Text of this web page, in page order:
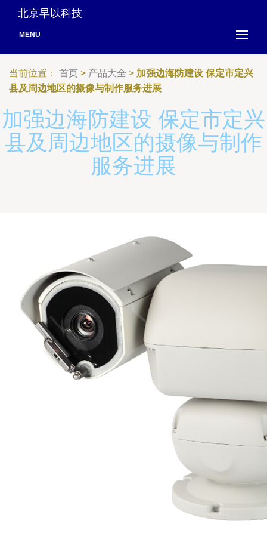
北京早以科技
MENU
当前位置： 首页 > 产品大全 > 加强边海防建设 保定市定兴
县及周边地区的摄像与制作服务进展
加强边海防建设 保定市定兴
县及周边地区的摄像与制作
服务进展